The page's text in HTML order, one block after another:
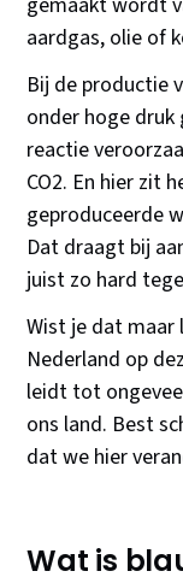
aardgas, olie of
Bij de productie
onder hoge druk
reactie
CO2. En hier zit
geproduceerde
Dat draagt bij
juist zo hard
Wist je dat
Nederland op
leidt tot
ons land. Best
dat we hier
Wat is